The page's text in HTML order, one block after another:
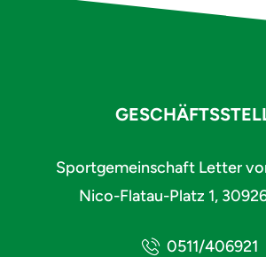
Sportgemeinschaft Letter
Nico-Flatau-Platz 1,
0511/406921